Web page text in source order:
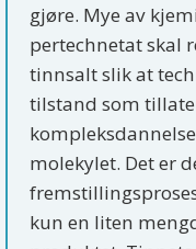
gjøre. Mye av
pertechnetat skal
tinnsalt slik at
tilstand som
molekylet. Det er
kun en liten